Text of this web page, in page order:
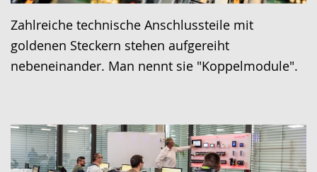
Zahlreiche technische Anschlussteile mit
goldenen Steckern stehen aufgereiht
nebeneinander. Man nennt sie "Koppelmodule".